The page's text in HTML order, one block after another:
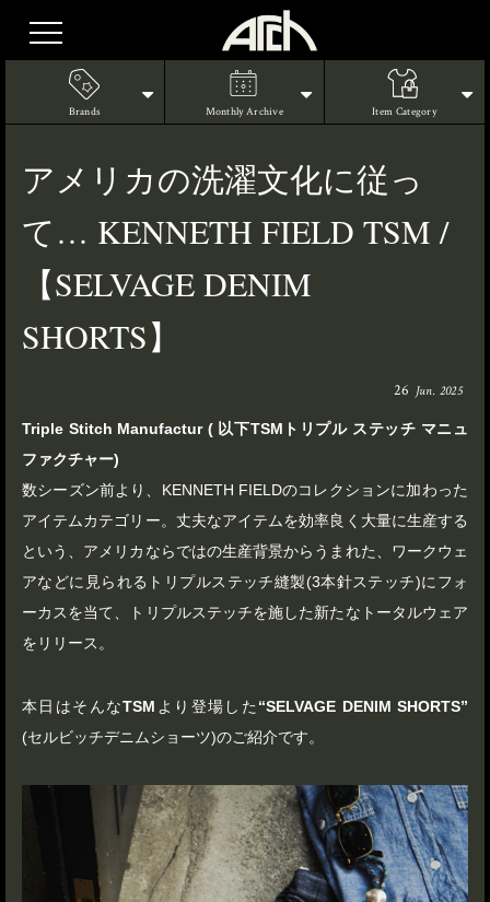
Brands Monthly Archive Item Category
アメリカの洗濯文化に従っ
て… KENNETH FIELD TSM /
【SELVAGE DENIM
SHORTS】
26 Jun. 2025
Triple Stitch Manufactur ( 以下TSM トリプル ステッチ マニュ
ファクチャー)
数シーズン前より、KENNETH FIELDのコレクションに加わった
アイテムカテゴリー。丈夫なアイテムを効率良く大量に生産する
という、アメリカならではの生産背景からうまれた、ワークウェ
アなどに見られるトリプルステッチ縫製(3本針ステッチ)にフォ
ーカスを当て、トリプルステッチを施した新たなトータルウェア
をリリース。
本日はそんなTSM より登場した “SELVAGE DENIM SHORTS”
(セルビッチデニムショーツ)のご紹介です。